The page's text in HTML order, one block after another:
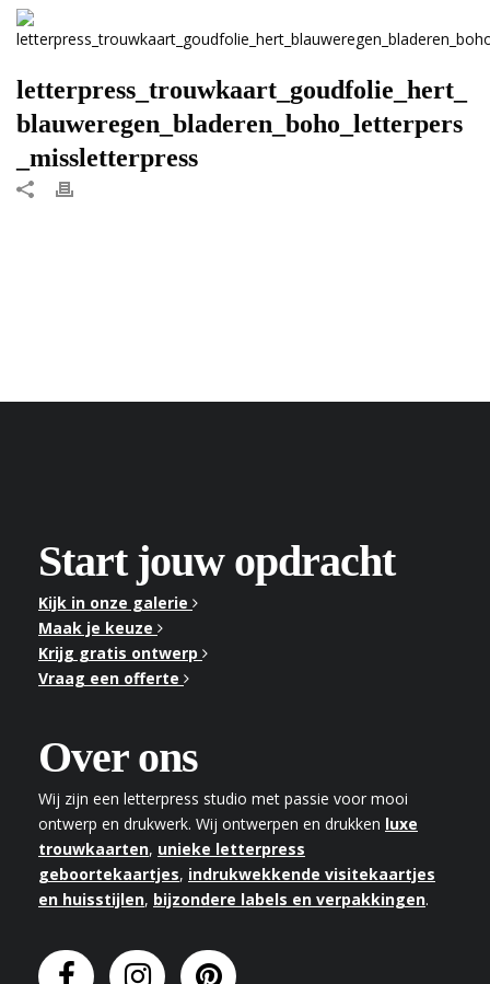
letterpress_trouwkaart_goudfolie_hert_
blauweregen_bladeren_boho_letterpers
_missletterpress
Start jouw opdracht
Kijk in onze galerie
Maak je keuze
Krijg gratis ontwerp
Vraag een offerte
Over ons
Wij zijn een letterpress studio met passie voor mooi
ontwerp en drukwerk. Wij ontwerpen en drukken luxe
trouwkaarten, unieke letterpress
geboortekaartjes, indrukwekkende visitekaartjes
en huisstijlen, bijzondere labels en verpakkingen.